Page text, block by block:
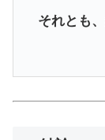
それとも